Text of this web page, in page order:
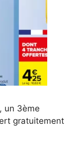
un 3ème
gratuitement